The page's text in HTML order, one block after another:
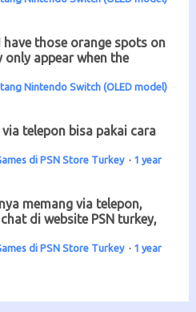
have those orange spots on
only appear when the
Nintendo Switch (OLED model)
via telepon bisa pakai cara
di PSN Store Turkey · 1 year
memang via telepon,
di website PSN turkey,
di PSN Store Turkey · 1 year